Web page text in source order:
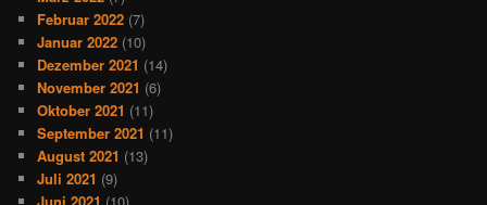
Februar 2022 (7)
Januar 2022 (10)
Dezember 2021 (14)
November 2021 (6)
Oktober 2021 (11)
September 2021 (11)
August 2021 (13)
Juli 2021 (9)
Juni 2021 (10)